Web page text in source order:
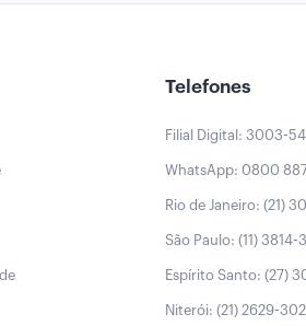
Telefones
Filial Digital: 3003-
WhatsApp: 0800
Rio de Janeiro: (21)
São Paulo: (11) 3814-
Espírito Santo: (27)
Niterói: (21) 2629-